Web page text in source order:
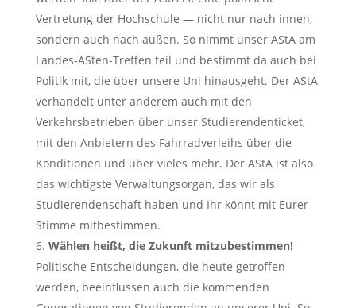
Vertretung der Hochschule — nicht nur nach innen,
sondern auch nach außen. So nimmt unser AStA am
Landes-ASten-Treffen teil und bestimmt da auch bei
Politik mit, die über unsere Uni hinausgeht. Der AStA
verhandelt unter anderem auch mit den
Verkehrsbetrieben über unser Studierendenticket,
mit den Anbietern des Fahrradverleihs über die
Konditionen und über vieles mehr. Der AStA ist also
das wichtigste Verwaltungsorgan, das wir als
Studierendenschaft haben und Ihr könnt mit Eurer
Stimme mitbestimmen.
Wählen heißt, die Zukunft mitzubestimmen!
Politische Entscheidungen, die heute getroffen
werden, beeinflussen auch die kommenden